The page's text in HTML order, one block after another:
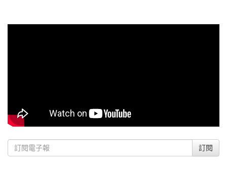
訂閱